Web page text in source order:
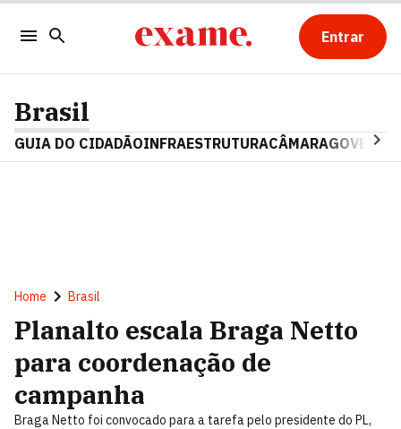
Entrar
Brasil
GUIA DO CIDADÃOINFRAESTRUTURACÂMARAGOVERNO
Home Brasil
Planalto escala Braga Netto
para coordenação de
campanha
Braga Netto foi convocado para a tarefa pelo presidente do PL,